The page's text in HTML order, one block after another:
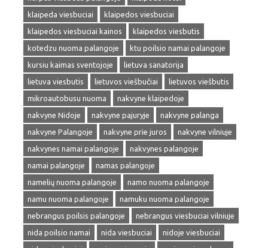
klaipeda viesbuciai
klaipedos viesbuciai
klaipedos viesbuciai kainos
klaipedos viesbutis
kotedzu nuoma palangoje
ktu poilsio namai palangoje
kursiu kaimas sventojoje
lietuva sanatorija
lietuva viesbutis
lietuvos viešbučiai
lietuvos viešbutis
mikroautobusu nuoma
nakvyne klaipedoje
nakvyne Nidoje
nakvyne pajuryje
nakvyne palanga
nakvyne Palangoje
nakvyne prie juros
nakvyne vilniuje
nakvynes namai palangoje
nakvynes palangoje
namai palangoje
namas palangoje
namelių nuoma palangoje
namo nuoma palangoje
namu nuoma palangoje
namuku nuoma palangoje
nebrangus poilsis palangoje
nebrangus viesbuciai vilniuje
nida poilsio namai
nida viesbuciai
nidoje viesbuciai